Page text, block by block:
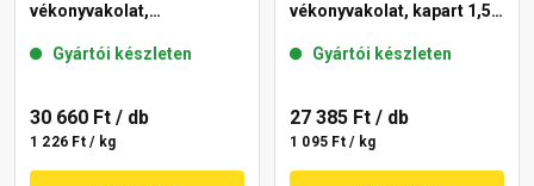
vékonyvakolat,
15-D 25 kg
Gyártói készleten
30 660 Ft / db
1 226 Ft / kg
vékonyvakolat, kapart 1,5
Gyártói készleten
27 385 Ft / db
1 095 Ft / kg